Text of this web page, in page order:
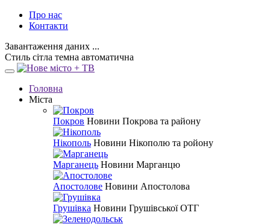
Про нас
Контакти
Завантаження даних ...
Стиль сітла темна автоматична
Головна
Міста
Покров Новини Покрова та району
Нікополь Новини Нікополю та ройону
Марганець Новини Марганцю
Апостолове Новини Апостолова
Грушівка Новини Грушівської ОТГ